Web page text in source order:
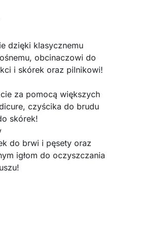
dzięki klasycznemu
obcinaczowi do
i skórek oraz pilnikowi!
za pomocą większych
czyścika do brudu
skórek!
do brwi i pęsety oraz
igłom do oczyszczania